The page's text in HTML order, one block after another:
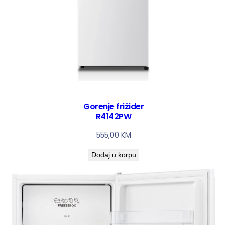
Gorenje frižider
R4142PW
555,00 KM
Dodaj u korpu